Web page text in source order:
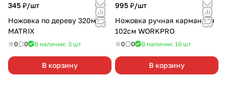
345 ₽/шт
Ножовка по дереву 320мм
MATRIX
0 0 В наличии: 3 шт
В корзину
995 ₽/шт
Ножовка ручная карманная
102см WORKPRO
0 0 В наличии: 16 шт
В корзину